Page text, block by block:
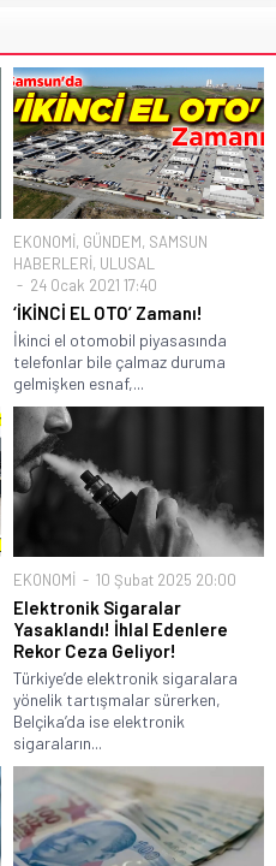
EKONOMİ, GÜNDEM, SAMSUN
HABERLERİ, ULUSAL
24 Ocak 2021 17:40
‘İKİNCİ EL OTO’ Zamanı!
İkinci el otomobil piyasasında
telefonlar bile çalmaz duruma
gelmişken esnaf,...
EKONOMİ 10 Şubat 2025 20:00
Elektronik Sigaralar
Yasaklandı! İhlal Edenlere
Rekor Ceza Geliyor!
Türkiye’de elektronik sigaralara
yönelik tartışmalar sürerken,
Belçika’da ise elektronik
sigaraların...